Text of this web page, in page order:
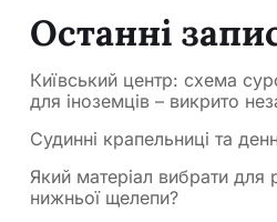
Останні
Київський центр: схема
для іноземців – викрито
Судинні крапельниці та
Який матеріал вибрати для
нижньої щелепи?